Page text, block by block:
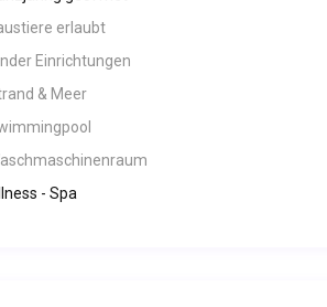
erlaubt
Einrichtungen
& Meer
- Spa